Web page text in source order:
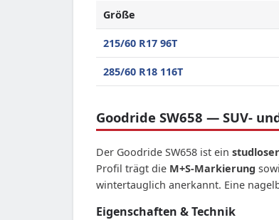
Größe
Goodride SW658
215/60 R17 96T
Goodride SW658
285/60 R18 116T
Goodride SW658 — SUV-
Der Goodride SW658 ist ein
Profil trägt die M+S-Markierung
wintertauglich anerkannt. Eine
Eigenschaften & Technik